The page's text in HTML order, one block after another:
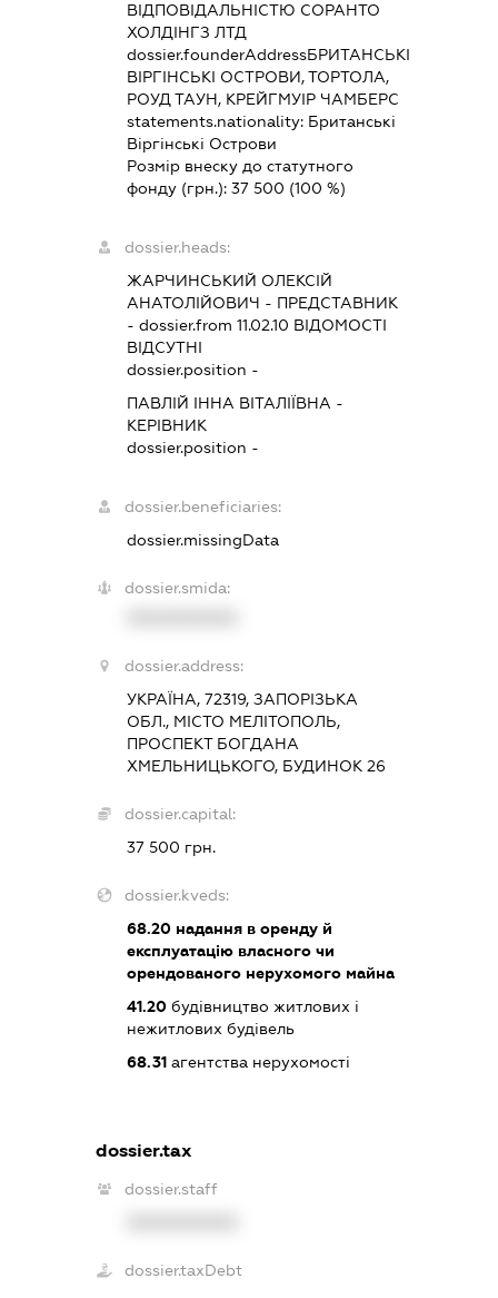
ВІДПОВІДАЛЬНІСТЮ СОРАНТО
ХОЛДІНГЗ ЛТД
dossier.founderAddressБРИТАНСЬКІ
ВІРГІНСЬКІ ОСТРОВИ, ТОРТОЛА,
РОУД ТАУН, КРЕЙГМУІР ЧАМБЕРС
statements.nationality: Британські
Віргінські Острови
Розмір внеску до статутного
фонду (грн.): 37 500 (100 %)
dossier.heads:
ЖАРЧИНСЬКИЙ ОЛЕКСІЙ
АНАТОЛІЙОВИЧ - ПРЕДСТАВНИК
- dossier.from 11.02.10 ВІДОМОСТІ
ВІДСУТНІ
dossier.position -
ПАВЛІЙ ІННА ВІТАЛІЇВНА -
КЕРІВНИК
dossier.position -
dossier.beneficiaries:
dossier.missingData
dossier.smida:
dossier.address:
УКРАЇНА, 72319, ЗАПОРІЗЬКА
ОБЛ., МІСТО МЕЛІТОПОЛЬ,
ПРОСПЕКТ БОГДАНА
ХМЕЛЬНИЦЬКОГО, БУДИНОК 26
dossier.capital:
37 500 грн.
dossier.kveds:
68.20надання в оренду й
експлуатацію власного чи
орендованого нерухомого майна
41.20будівництво житлових і
нежитлових будівель
68.31агентства нерухомості
dossier.tax
dossier.staff
dossier.taxDebt